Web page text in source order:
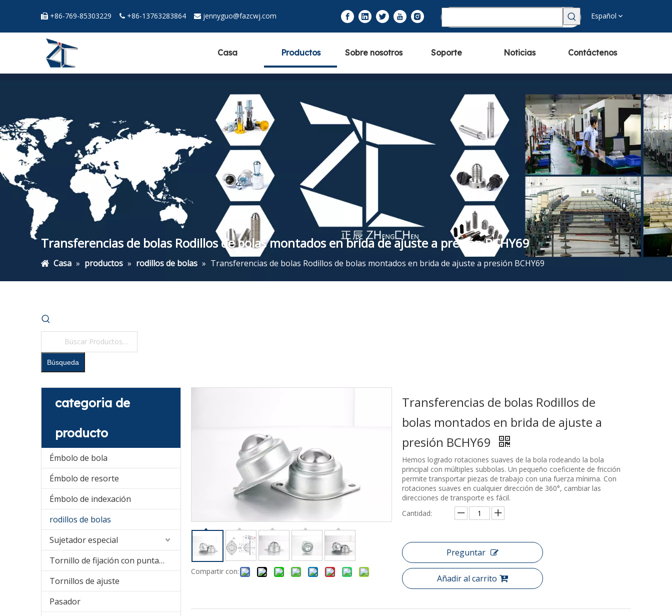
 +86-769-85303229  +86-13763283864  jennyguo@fazcwj.com Español
Casa Productos Sobre nosotros Soporte Noticias Contáctenos
Transferencias de bolas Rodillos de bolas montados en brida de ajuste a presión BCHY69
Casa » productos » rodillos de bolas » Transferencias de bolas Rodillos de bolas montados en brida de ajuste a presión BCHY69
Búsqueda
categoria de
producto
Émbolo de bola
Émbolo de resorte
Émbolo de indexación
rodillos de bolas
Sujetador especial
Tornillo de fijación con punta de nailon
Tornillos de ajuste
Pasador
Compartir con:
Transferencias de bolas Rodillos de
bolas montados en brida de ajuste a
presión BCHY69
Hemos logrado rotaciones suaves de la bola rodeando la bola
principal con múltiples subbolas. Un pequeño coeficiente de fricción
permite transportar piezas de trabajo con una fuerza mínima. Con
rotaciones suaves en cualquier dirección de 360°, cambiar las
direcciones de transporte es fácil.
Cantidad:
Preguntar
Añadir al carrito